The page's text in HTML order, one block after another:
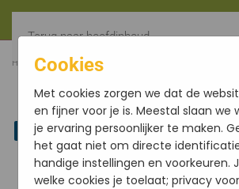
Terug naar hoofdinhoud
HOME FILTER
Linkedin
Cookies
Met cookies zorgen we dat de
en fijner voor je is. Meestal slaan we
je ervaring persoonlijker te maken.
het gaat niet om directe
handige instellingen en voorkeuren.
welke cookies je toelaat; privacy